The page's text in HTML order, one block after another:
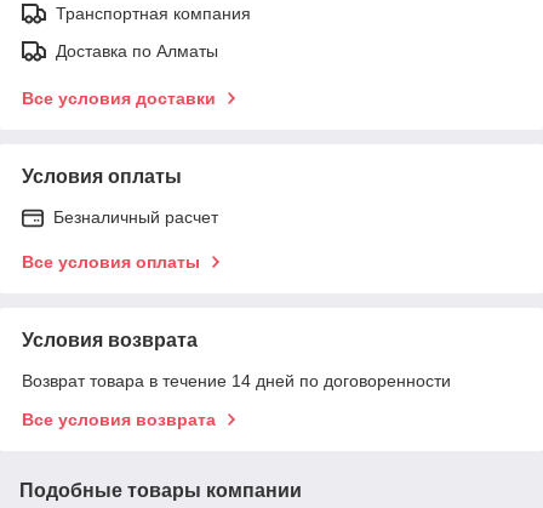
Транспортная компания
Доставка по Алматы
Все условия доставки
Условия оплаты
Безналичный расчет
Все условия оплаты
Условия возврата
Возврат товара в течение 14 дней по договоренности
Все условия возврата
Подобные товары компании